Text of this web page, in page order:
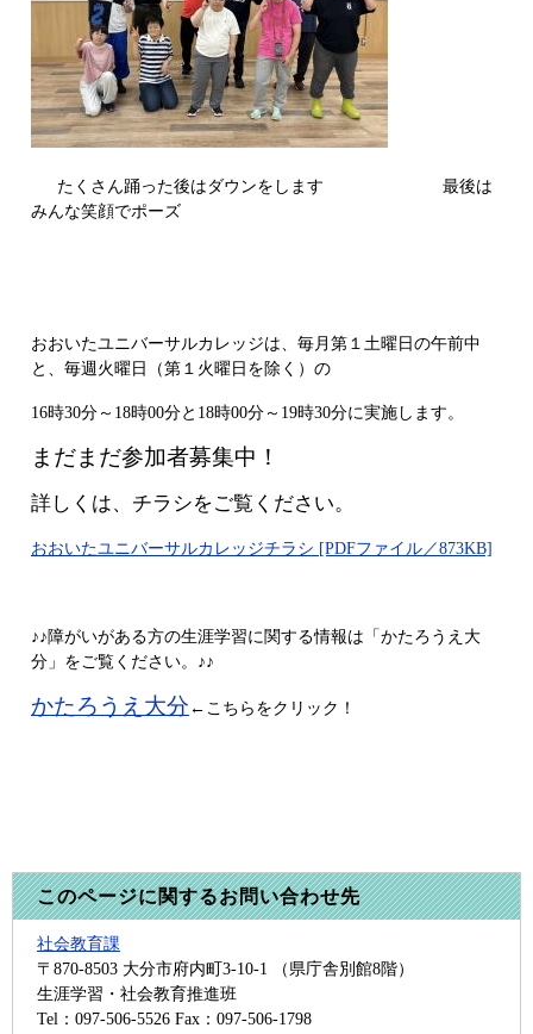
たくさん踊った後はダウンをします 最後は
みんな笑顔でポーズ
おおいたユニバーサルカレッジは、毎月第１土曜日の午前中
と、毎週火曜日（第１火曜日を除く）の
16時30分～18時00分と18時00分～19時30分に実施します。
まだまだ参加者募集中！
詳しくは、チラシをご覧ください。
おおいたユニバーサルカレッジチラシ [PDFファイル／873KB]
♪♪障がいがある方の生涯学習に関する情報は「かたろうえ大
分」をご覧ください。♪♪
かたろうえ大分 ←こちらをクリック！
このページに関するお問い合わせ先
社会教育課
〒870-8503 大分市府内町3-10-1 （県庁舎別館8階）
生涯学習・社会教育推進班
Tel：097-506-5526 Fax：097-506-1798